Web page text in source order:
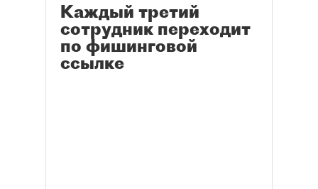
Каждый третий
сотрудник переходит
по фишинговой
ссылке